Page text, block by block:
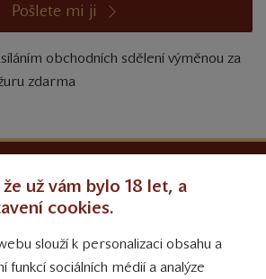
Pošlete mi ji
obchodních sdělení výměnou za
zdarma
už vám bylo 18 let, a
cookies.
slouží k personalizaci obsahu a
funkcí sociálních médií a analýze